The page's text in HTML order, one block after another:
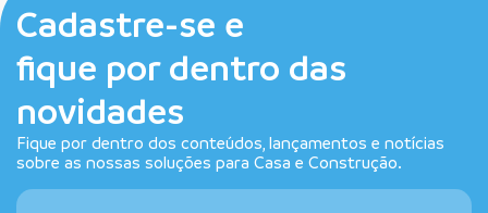
Cadastre-se e
fique por dentro das
novidades
Fique por dentro dos conteúdos, lançamentos e notícias
sobre as nossas soluções para Casa e Construção.